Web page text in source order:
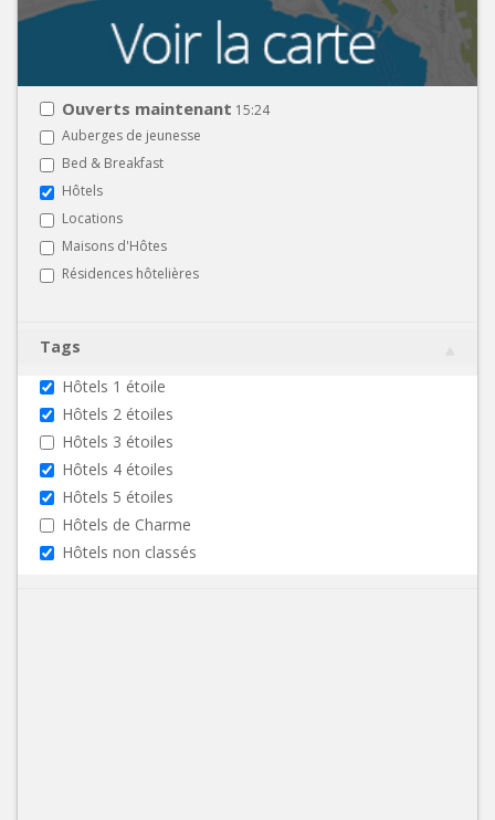
Ouverts maintenant 15:24
Auberges de jeunesse
Bed & Breakfast
Hôtels
Locations
Maisons d'Hôtes
Résidences hôtelières
Tags
Hôtels 1 étoile
Hôtels 2 étoiles
Hôtels 3 étoiles
Hôtels 4 étoiles
Hôtels 5 étoiles
Hôtels de Charme
Hôtels non classés